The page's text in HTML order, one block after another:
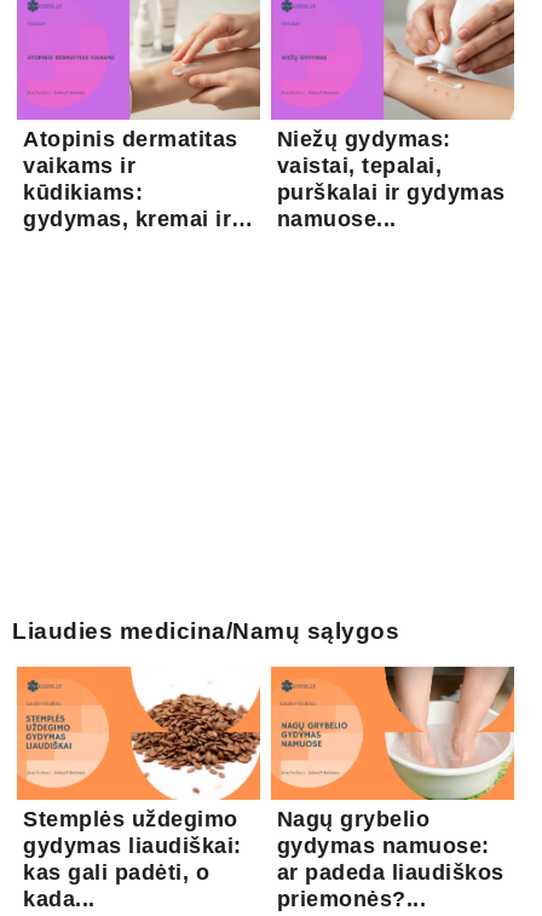
Atopinis dermatitas
vaikams ir
kūdikiams:
gydymas, kremai ir
Niežų gydymas:
vaistai, tepalai,
purškalai ir gydymas
namuose...
Liaudies medicina/Namų sąlygos
Stemplės uždegimo
gydymas liaudiškai:
kas gali padėti, o
kada...
Nagų grybelio
gydymas namuose:
ar padeda liaudiškos
priemonės?...